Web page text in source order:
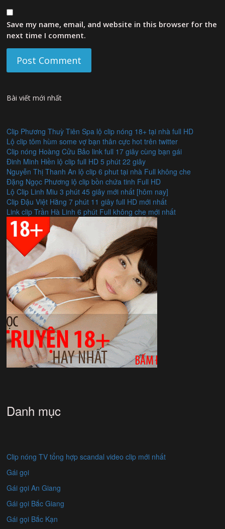
Save my name, email, and website in this browser for the
next time I comment.
Bài viết mới nhất
Clip Phương Thuỳ Tiên Spa lộ clip nóng 18+ tại nhà full HD
Lộ clip tôm hùm some vợ bạn thân cực hot trên twitter
Clip nóng Hoàng Cửu Bảo link full 17 giây cùng bạn gái
Đinh Minh Hiền lộ clip full HD 5 phút 22 giây
Nguyễn Thị Thanh An lộ clip 6 phut tại nhà Full không che
Đặng Ngọc Phương lộ clip bồn chứa tinh Full HD
Lộ Clip Linh Miu 3 phút 45 giây mới nhất [hôm nay]
Clip Đậu Việt Hằng 7 phút 11 giây full HD mới nhất
Link clip Trần Hà Linh 6 phút Full không che mới nhất
Danh mục
Clip nóng TV tổng hợp scandal video clip mới nhất
Gái gọi
Gái gọi An Giang
Gái gọi Bắc Giang
Gái gọi Bắc Kạn